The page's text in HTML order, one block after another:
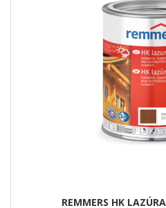
REMMERS HK